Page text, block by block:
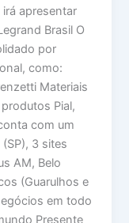
apresentar
Brasil O
por
como:
Materiais
Pial,
com um
3 sites
AM, Belo
(Guarulhos e
em todo
Presente